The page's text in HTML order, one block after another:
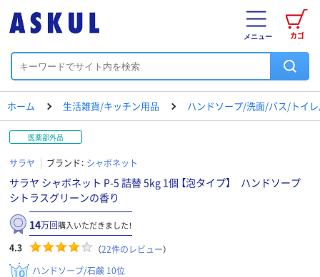
カゴ
メニュー
ホーム 生活雑貨/キッチン用品 ハンドソープ/洗面/バス/トイ
医薬部外品
サラヤ ブランド： シャボネット
サラヤ シャボネット P-5 詰替 5kg 1個 【泡タイプ】 ハンドソープ
シトラスグリーンの香り
14万回購入いただきました！
4.3 （22件のレビュー）
ハンドソープ/石鹸 10位